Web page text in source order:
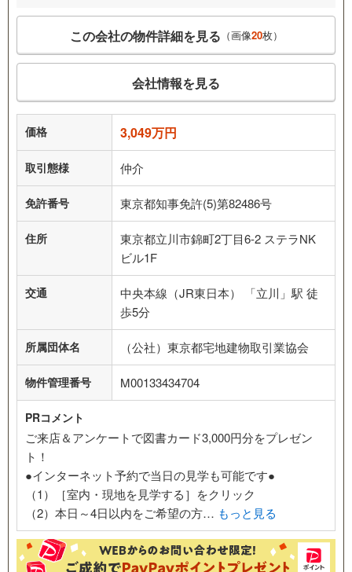
この会社の物件詳細を見る （画像20枚）
会社情報を見る
価格 3,049万円
取引態様 仲介
免許番号 東京都知事免許(5)第82486号
住所
東京都立川市錦町2丁目6-2 ステラNK
ビル1F
交通
中央本線（JR東日本） 「立川」駅 徒
歩5分
所属団体名 （公社）東京都宅地建物取引業協会
物件管理番号 M00133434704
PRコメント
ご来店＆アンケートで図書カード3,000円分をプレゼン
ト！
●インターネット予約で当日の見学も可能です●
（1）［室内・現地を見学する］をクリック
（2）本日～4日以内をご希望の方… もっと見る